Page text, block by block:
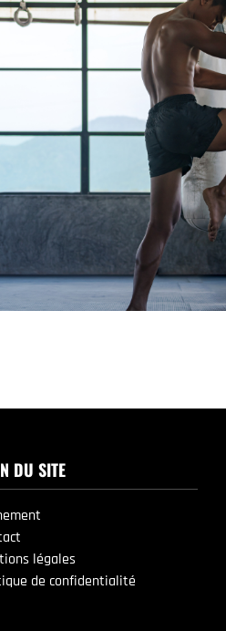
DU SITE
légales
de confidentialité